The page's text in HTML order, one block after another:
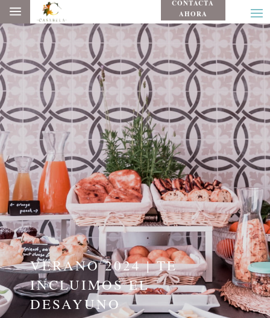
a
CONTACTA
AHORA
VERANO 2024 | TE
INCLUIMOS EL
DESAYUNO